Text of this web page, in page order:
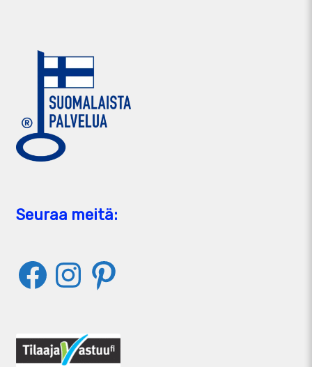
Seuraa meitä:
FacebookInstagramPinterest